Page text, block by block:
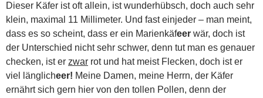
Dieser Käfer ist oft allein, ist wunderhübsch, doch auch sehr
klein, maximal 11 Millimeter. Und fast einjeder – man meint,
dass es so scheint, dass er ein Marienkäfeer wär, doch ist
der Unterschied nicht sehr schwer, denn tut man es genauer
checken, ist er zwar rot und hat meist Flecken, doch ist er
viel länglicheer! Meine Damen, meine Herrn, der Käfer
ernährt sich gern hier von den tollen Pollen, denn der